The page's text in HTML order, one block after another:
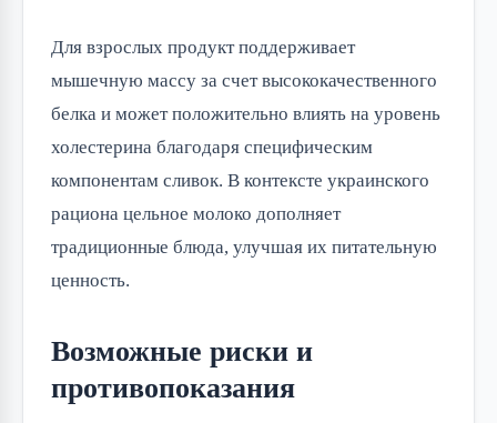
Для взрослых продукт поддерживает
мышечную массу за счет высококачественного
белка и может положительно влиять на уровень
холестерина благодаря специфическим
компонентам сливок. В контексте украинского
рациона цельное молоко дополняет
традиционные блюда, улучшая их питательную
ценность.
Возможные риски и
противопоказания